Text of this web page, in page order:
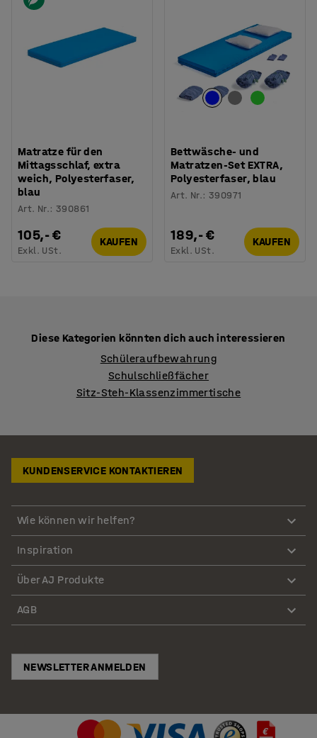
Matratze für den
Mittagsschlaf, extra
weich, Polyesterfaser,
blau
Art. Nr.:390861
105,- €
Exkl. USt.
KAUFEN
Bettwäsche- und
Matratzen-Set EXTRA,
Polyesterfaser, blau
Art. Nr.:390971
189,- €
Exkl. USt.
KAUFEN
Diese Kategorien könnten dich auch interessieren
Schüleraufbewahrung
Schulschließfächer
Sitz-Steh-Klassenzimmertische
KUNDENSERVICE KONTAKTIEREN
Wie können wir helfen?
Inspiration
Über AJ Produkte
AGB
NEWSLETTER ANMELDEN